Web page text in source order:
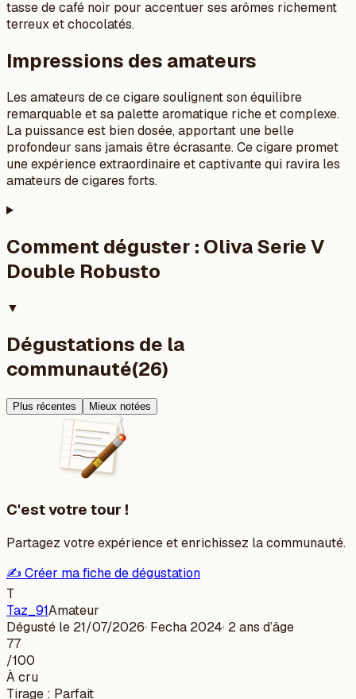
tasse de café noir pour accentuer ses arômes richement
terreux et chocolatés.
Impressions des amateurs
Les amateurs de ce cigare soulignent son équilibre
remarquable et sa palette aromatique riche et complexe.
La puissance est bien dosée, apportant une belle
profondeur sans jamais être écrasante. Ce cigare promet
une expérience extraordinaire et captivante qui ravira les
amateurs de cigares forts.
Comment déguster : Oliva Serie V
Double Robusto
▼
Dégustations de la
communauté(26)
Plus récentes Mieux notées
C'est votre tour !
Partagez votre expérience et enrichissez la communauté.
✍️ Créer ma fiche de dégustation
T
Taz_91Amateur
Dégusté le 21/07/2026· Fecha 2024· 2 ans d’âge
77
/100
À cru
Tirage : Parfait